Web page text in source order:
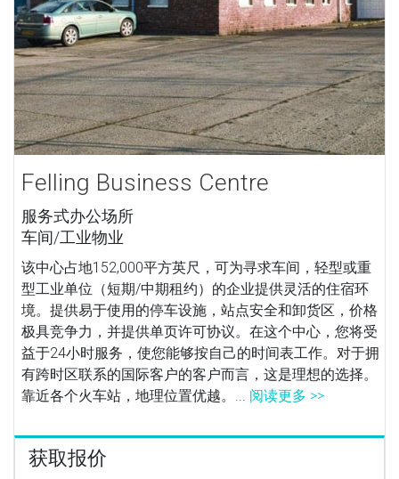
Felling Business Centre
服务式办公场所
车间/工业物业
该中心占地152,000平方英尺，可为寻求车间，轻型或重
型工业单位（短期/中期租约）的企业提供灵活的住宿环
境。提供易于使用的停车设施，站点安全和卸货区，价格
极具竞争力，并提供单页许可协议。在这个中心，您将受
益于24小时服务，使您能够按自己的时间表工作。对于拥
有跨时区联系的国际客户的客户而言，这是理想的选择。
靠近各个火车站，地理位置优越。... 阅读更多 >>
获取报价